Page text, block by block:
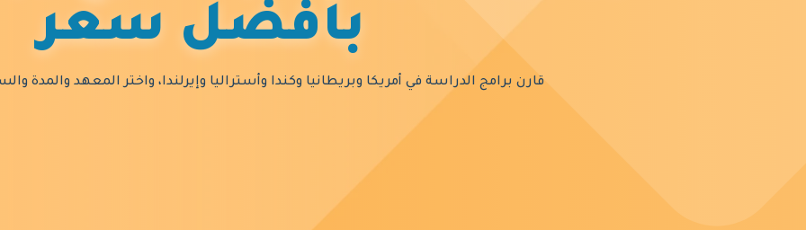
بأفضل سعر
قارن برامج الدراسة في أمريكا وبريطانيا وكندا وأستراليا وإيرلندا، واختر المعهد والمدة